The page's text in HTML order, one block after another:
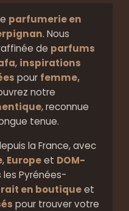
parfumerie en
. Nous
de parfums
, inspirations
pour femme,
notre
, reconnue
tenue.
la France, avec
, Europeet DOM-
les Pyrénées-
en boutiqueet
pour trouver votre